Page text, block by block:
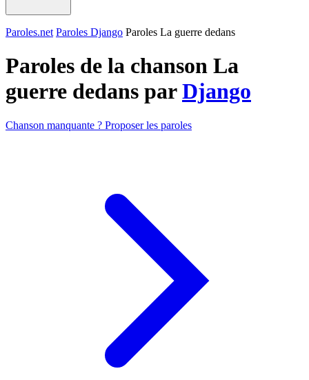
Paroles.net Paroles Django Paroles La guerre dedans
Paroles de la chanson La
guerre dedans parDjango
Chanson manquante ? Proposer les paroles